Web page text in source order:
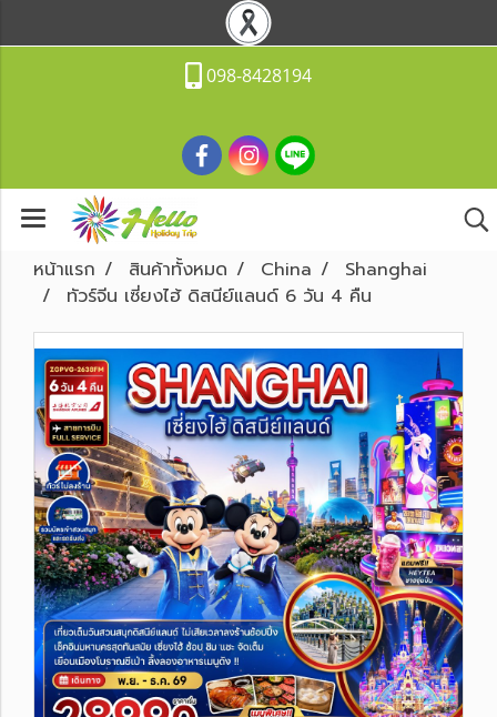
098-8428194
หน้าแรก สินค้าทั้งหมด China
Shanghai
ทัวร์จีน เซี่ยงไฮ้ ดิสนีย์แลนด์ 6 วัน 4 คืน